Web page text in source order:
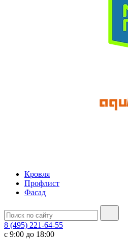
Кровля
Профлист
Фасад
8 (495) 221-64-55
с 9:00 до 18:00